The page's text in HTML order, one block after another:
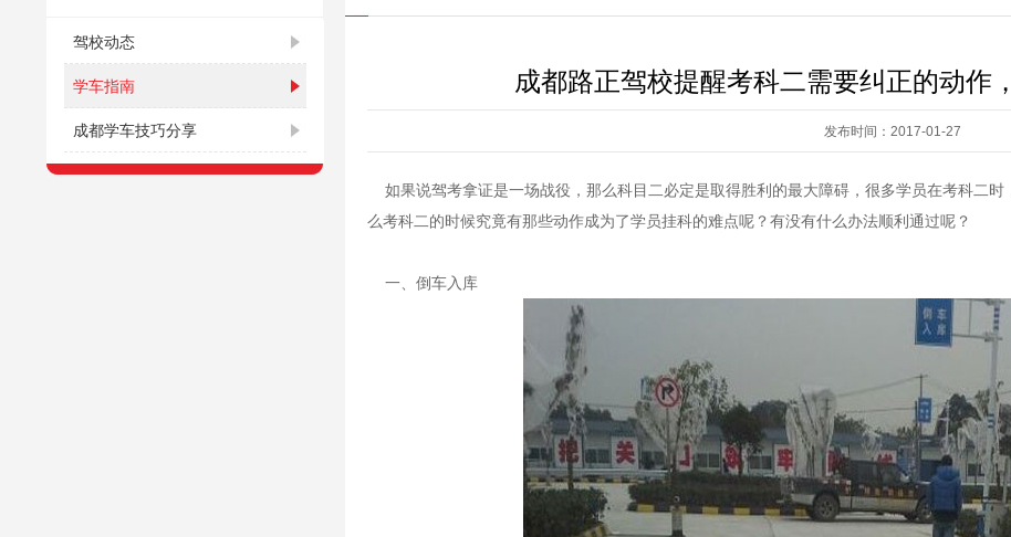
驾校动态
学车指南
成都学车技巧分享
成都路正驾校提醒考科二需要纠正的动作
发布时间：2017-01-27
如果说驾考拿证是一场战役，那么科目二必定是取得胜利的最大障碍，很多学员在考科二
么考科二的时候究竟有那些动作成为了学员挂科的难点呢？有没有什么办法顺利通过呢？
一、倒车入库